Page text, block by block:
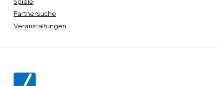
Partnersuche
Veranstaltungen